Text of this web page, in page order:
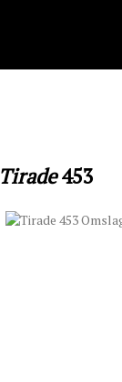
Tirade453